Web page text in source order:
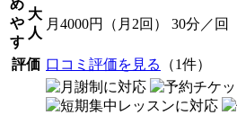
め
や
す
大
人
月4000円（月2回） 30分／回
評価 口コミ評価を見る （1件）